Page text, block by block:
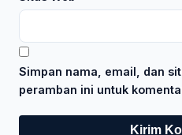
Simpan nama, email, dan
peramban ini untuk